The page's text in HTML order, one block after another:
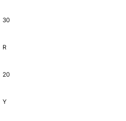
30
R
20
Y